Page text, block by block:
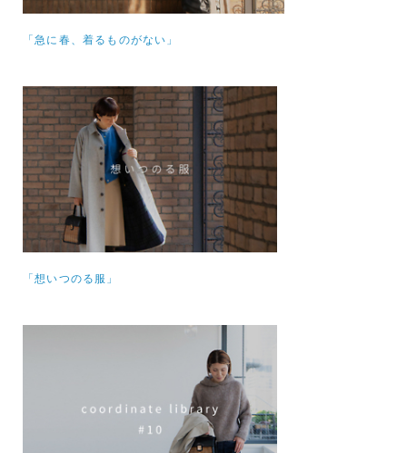
「急に春、着るものがない」
「想いつのる服」